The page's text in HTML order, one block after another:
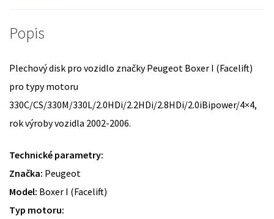
Popis
Plechový disk pro vozidlo značky Peugeot Boxer I (Facelift)
pro typy motoru
330C/CS/330M/330L/2.0HDi/2.2HDi/2.8HDi/2.0iBipower/4×4,
rok výroby vozidla 2002-2006.
Technické parametry:
Značka: Peugeot
Model: Boxer I (Facelift)
Typ motoru: